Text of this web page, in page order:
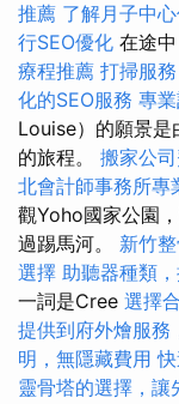
推薦 了解月子中
行SEO優化 在途
療程推薦 打掃服
化的SEO服務 專
Louise）的願景是
的旅程。 搬家公
北會計師事務所專
觀Yoho國家公園
過踢馬河。 新竹
選擇 助聽器種類
一詞是Cree 選擇
提供到府外燴服務
明，無隱藏費用
靈骨塔的選擇，讓